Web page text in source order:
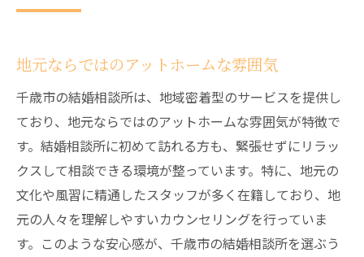
地元ならではのアットホームな雰囲気
千歳市の結婚相談所は、地域密着型のサービスを提供し
ており、地元ならではのアットホームな雰囲気が特徴で
す。結婚相談所に初めて訪れる方も、緊張せずにリラッ
クスして相談できる環境が整っています。特に、地元の
文化や風習に精通したスタッフが多く在籍しており、地
元の人々を理解しやすいカウンセリングを行っていま
す。このような安心感が、千歳市の結婚相談所を選ぶう